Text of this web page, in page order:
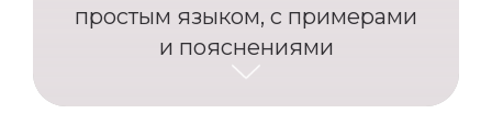
простым языком, с примерами
и пояснениями